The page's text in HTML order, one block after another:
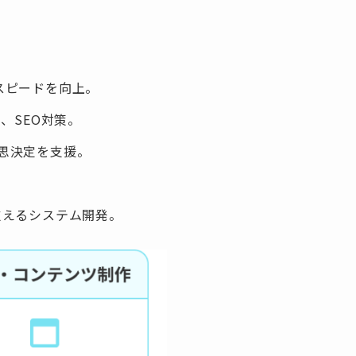
ードを向上。
SEO対策。
定を支援。
るシステム開発。